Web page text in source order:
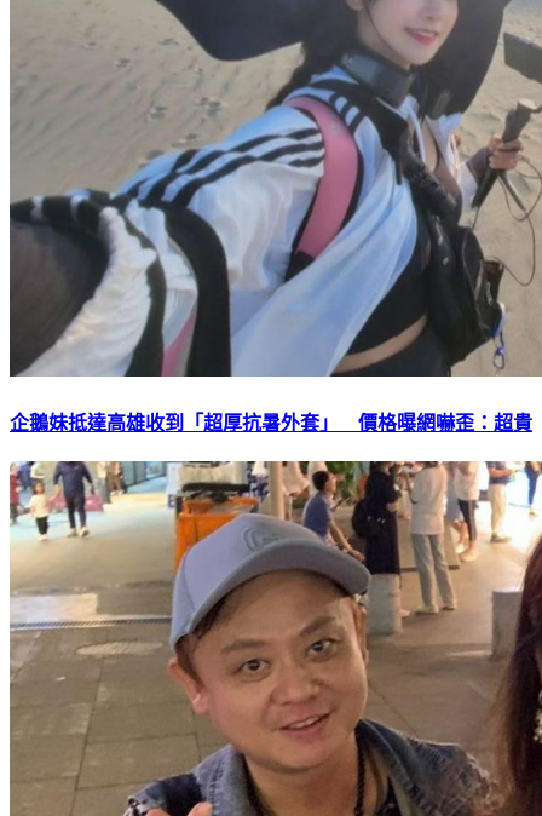
企鵝妹抵達高雄收到「超厚抗暑外套」 價格曝網嚇歪：超貴